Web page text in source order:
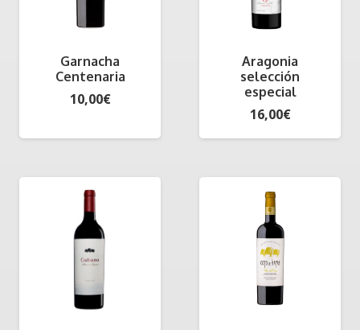
Garnacha
Centenaria
10,00€
Aragonia
selección
especial
16,00€